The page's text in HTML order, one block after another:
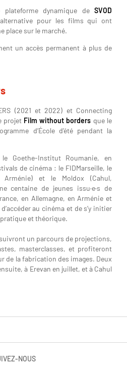
dynamique de SVOD
pour les films qui ont
place sur le marché.
un accès permanent à plus de
(2021 et 2022) et Connecting
projet Film without borders que le
d’École d’été pendant la
Goethe-Institut Roumanie, en
de cinéma : le FIDMarseille, le
Arménie) et le Moldox (Cahul,
centaine de jeunes issu·e·s de
en Allemagne, en Arménie et
au cinéma et de s’y initier
et théorique.
un parcours de projections,
masterclasses, et profiteront
de la fabrication des images. Deux
à Erevan en juillet, et à Cahul
NOUS